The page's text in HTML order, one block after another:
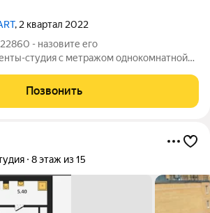
, 2 квартал 2022
- назовите его
студия с метражом однокомнатной
доступности находятся: метро
детский сад, школа,
Позвонить
8 этаж из 15